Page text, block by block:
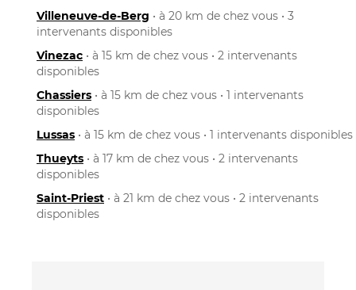
Villeneuve-de-Berg • à 20 km de chez vous • 3
intervenants disponibles
Vinezac • à 15 km de chez vous • 2 intervenants
disponibles
Chassiers • à 15 km de chez vous • 1 intervenants
disponibles
Lussas • à 15 km de chez vous • 1 intervenants disponibles
Thueyts • à 17 km de chez vous • 2 intervenants
disponibles
Saint-Priest • à 21 km de chez vous • 2 intervenants
disponibles